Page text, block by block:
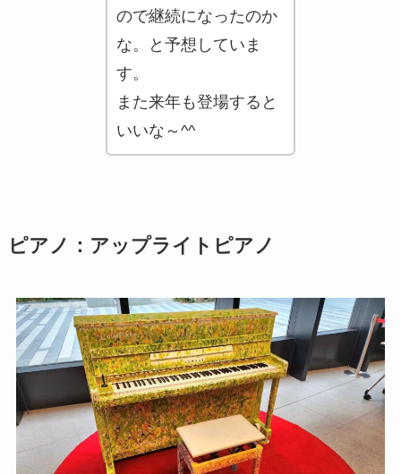
ので継続になったのか
な。と予想していま
す。
また来年も登場すると
いいな～^^
ピアノ：アップライトピアノ